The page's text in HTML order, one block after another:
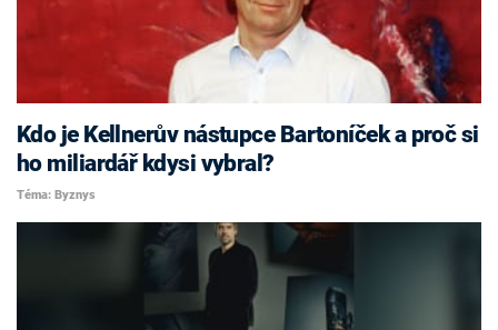
Kdo je Kellnerův nástupce Bartoníček a proč si
ho miliardář kdysi vybral?
Téma: Byznys